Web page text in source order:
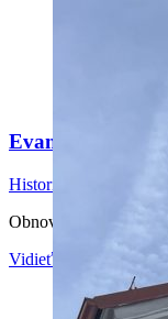
Evanjelický
Historické budovy
Obnova fasády
Vidieť viac…